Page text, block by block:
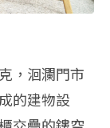
，洄瀾門市
的建物設